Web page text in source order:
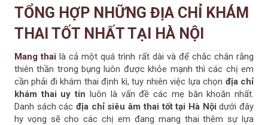
TỔNG HỢP NHỮNG ĐỊA CHỈ KHÁM
THAI TỐT NHẤT TẠI HÀ NỘI
Mang thai là cả một quá trình rất dài và để chắc chắn rằng
thiên thần trong bụng luôn được khỏe mạnh thì các chị em
cần phải đi khám thai định kì, tuy nhiên việc lựa chọn địa chỉ
khám thai uy tín luôn là vấn đề các mẹ băn khoăn nhất.
Danh sách cácđịa chỉ siêu âm thai tốt tại Hà Nội dưới đây
hy vọng sẽ cho các chị em đang mang thai thêm sự lựa